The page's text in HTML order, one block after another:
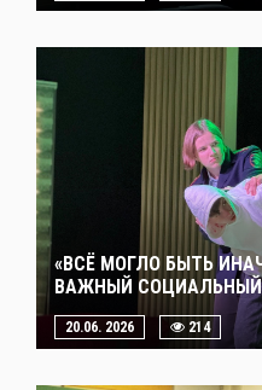
«ВСЁ МОГЛО БЫТЬ
ВАЖНЫЙ СОЦИАЛЬНЫЙ
20.06. 2026 214